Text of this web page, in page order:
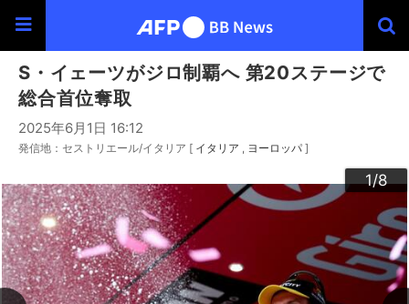
S・イェーツがジロ制覇へ 第20ステージで
総合首位奪取
2025年6月1日 16:12
発信地：セストリエール/イタリア [ イタリア ヨーロッパ ]
1/8
2/8
3/8
4/8
5/8
6/8
7/8
8/8